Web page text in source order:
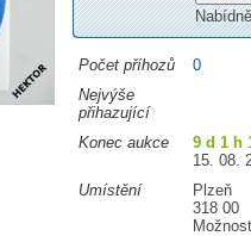
Počet příhozů
0
Nejvýše
přihazující
Konec aukce
9 d 1 h
15. 08.
Umístění
Plzeň
318 00